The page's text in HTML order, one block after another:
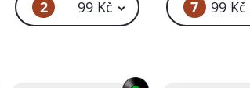
2 99 Kč 7